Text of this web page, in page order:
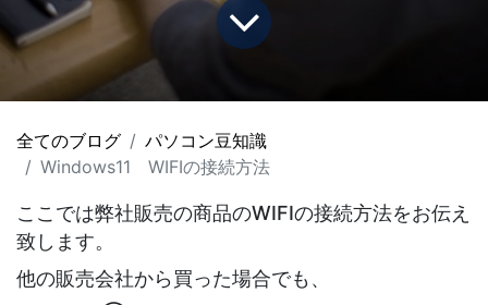
全てのブログ
パソコン豆知識
Windows11 WIFIの接続方法
ここでは弊社販売の商品のWIFIの接続方法をお伝え
致します。
他の販売会社から買った場合でも、